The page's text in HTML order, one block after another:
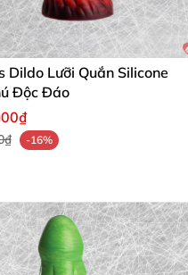
Cách này giúprung
nghiệm kích thích
Dildo Lưỡi Quắn Silicone
Độc Đáo
-16%